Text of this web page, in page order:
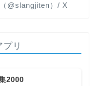
@slangjiten）/ X
リ
2000